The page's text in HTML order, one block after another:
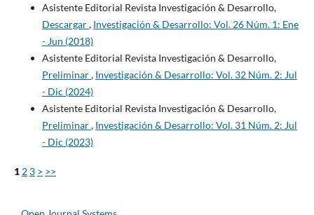
Asistente Editorial Revista Investigación & Desarrollo,
Descargar, Investigación & Desarrollo: Vol. 26 Núm. 1: Ene
- Jun (2018)
Asistente Editorial Revista Investigación & Desarrollo,
Preliminar, Investigación & Desarrollo: Vol. 32 Núm. 2: Jul
- Dic (2024)
Asistente Editorial Revista Investigación & Desarrollo,
Preliminar, Investigación & Desarrollo: Vol. 31 Núm. 2: Jul
- Dic (2023)
1 2 3 > >>